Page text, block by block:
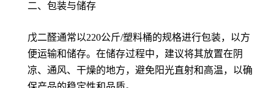
二、包装与储存
戊二醛通常以220公斤/塑料桶的规格进行包装，以方
便运输和储存。在储存过程中，建议将其放置在阴
凉、通风、干燥的地方，避免阳光直射和高温，以确